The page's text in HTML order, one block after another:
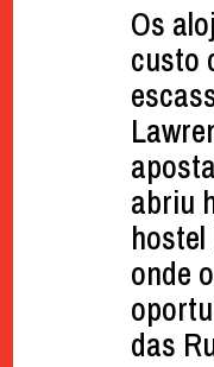
Os
custo
abriu
hostel
onde
das